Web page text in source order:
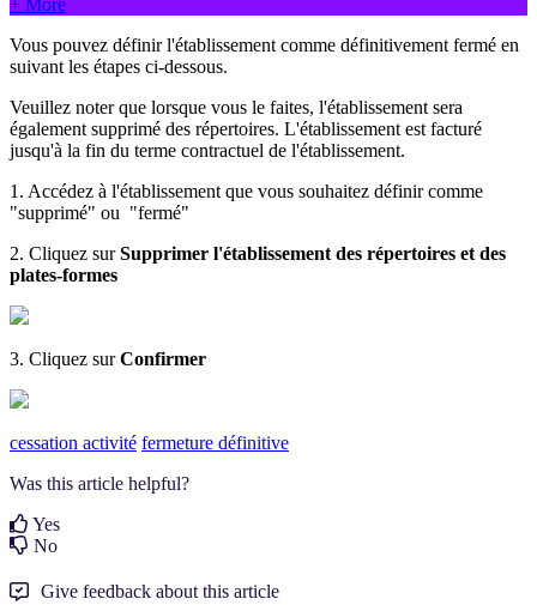
Vous pouvez définir l'établissement comme définitivement fermé en
suivant les étapes ci-dessous.
Veuillez noter que lorsque vous le faites, l'établissement sera
également supprimé des répertoires. L'établissement est facturé
jusqu'à la fin du terme contractuel de l'établissement.
1. Accédez à l'établissement que vous souhaitez définir comme
"supprimé" ou "fermé"
2. Cliquez surSupprimer l'établissement des répertoires et des
plates-formes
3. Cliquez surConfirmer
cessation activité fermeture définitive
Was this article helpful?
Yes
No
Give feedback about this article